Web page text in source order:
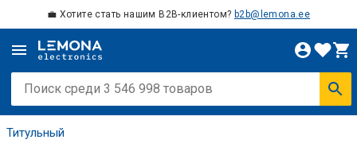
💼 Хотите стать нашим B2B-клиентом? b2b@lemona.ee
Титульный